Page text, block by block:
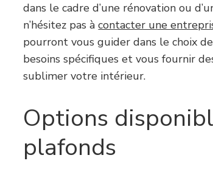
dans le cadre d’une rénovation ou
n’hésitez pas àcontacter une
pourront vous guider dans le choix
besoins spécifiques et vous fournir
sublimer votre intérieur.
Options
plafonds